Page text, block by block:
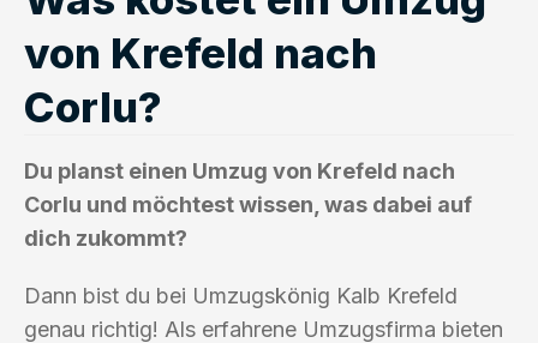
von Krefeld nach
Corlu?
Du planst einen Umzug von Krefeld nach
Corlu und möchtest wissen, was dabei auf
dich zukommt?
Dann bist du bei Umzugskönig Kalb Krefeld
genau richtig! Als erfahrene Umzugsfirma bieten